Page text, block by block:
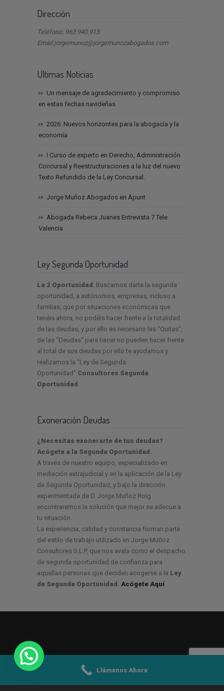
Dirección
Teléfono: 963 940 915
Email:jorgemunoz@jorgemunozabogados.com
Ultimas Noticias
Un mensaje de agradecimiento y compromiso
en estas fechas navideñas
2026: Nuevos horizontes para la abogacía y la
economía
I Curso de experto en Derecho, Administración
Concursal y Reestructuraciones a la luz del nuevo
Texto Refundido de la Ley Concursal.
Jorge Muñoz Abogados en Àpunt
Abogada Rebeca Juanes Entrevista 7 Tele
Valencia
Ley Segunda Oportunidad
La 2 Oportunidad : Buscamos darte la segunda
oportunidad, a autónomos, empresas, incluso a
familias, que por situaciones económicas que
tenéis ahora, no podéis hacer frente a la totalidad
de las deudas, y por ello es necesario las “Quitas“,
de las “Deudas” para hacer no pueden hacer frente
al total de sus deudas por ello te ayudamos y
realizamos la “Ley de Segunda
Oportunidad”. Consultores Segunda
Oportunidad
Exoneración Deudas
¿Necesitas exonerarte de tus deudas?
Acógete a la Segunda Oportunidad.
A través de nuestro equipo, especializado en
mediación extrajudicial y en la aplicación de la Ley
de Segunda Oportunidad, y bajo la dirección
experimentada de D. Jorge Muñoz Roig
encontraremos la solución que mejor se adecue a
tu situación.
La experiencia, calidad y constancia forman parte
del estilo de trabajo utilizado en Jorge Muñoz
Consultores S.L.P, que nos avala como el despacho
de segunda oportunidad de confianza para
aquellas personas que deciden acogerse a la Ley
de Segunda Oportunidad. Acógete Aquí
Llámanos Ahora